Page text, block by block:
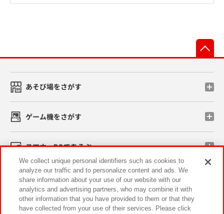
あそび場をさがす
ゲーム機をさがす
スマホ・PCであそぶ
イベント・キャンペーン
We collect unique personal identifiers such as cookies to
analyze our traffic and to personalize content and ads. We
share information about your use of our website with our
analytics and advertising partners, who may combine it with
other information that you have provided to them or that they
have collected from your use of their services. Please click